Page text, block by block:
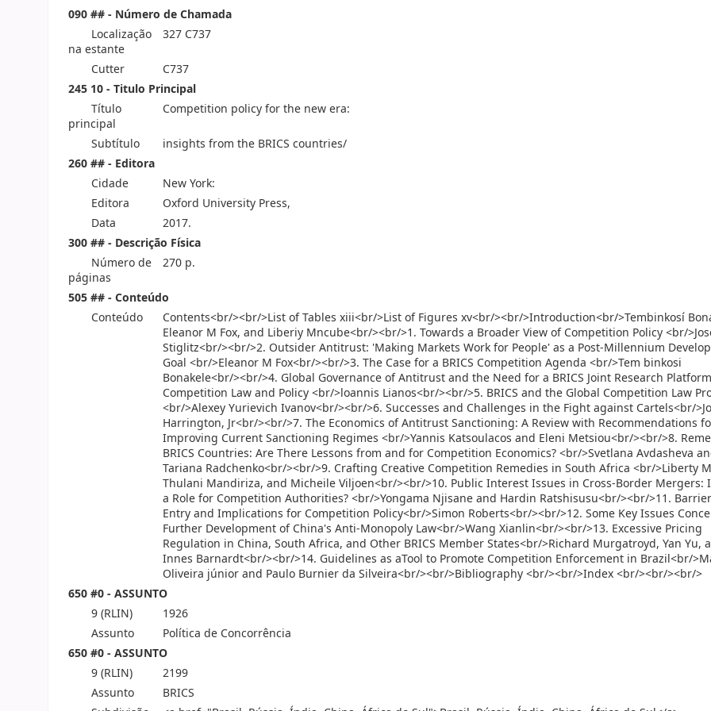
090 ## - Número de Chamada
Localização
na estante
327 C737
Cutter
C737
245 10 - Titulo Principal
Título
principal
Competition policy for the new era:
Subtítulo
insights from the BRICS countries/
260 ## - Editora
Cidade
New York:
Editora
Oxford University Press,
Data
2017.
300 ## - Descrição Física
Número de
páginas
270 p.
505 ## - Conteúdo
Conteúdo
Contents<br/><br/>List of Tables xiii<br/>List of Figures xv<br/><br/>Introduction<br/>Tembinkosí
Eleanor M Fox, and Liberiy Mncube<br/><br/>1. Towards a Broader View of Competition Policy <br/
Stiglitz<br/><br/>2. Outsider Antitrust: 'Making Markets Work for People' as a Post-Millennium
Goal <br/>Eleanor M Fox<br/><br/>3. The Case for a BRICS Competition Agenda <br/>Tem binkosi
Bonakele<br/><br/>4. Global Governance of Antitrust and the Need for a BRICS Joint Research
Competition Law and Policy <br/>loannis Lianos<br/><br/>5. BRICS and the Global Competition Law
<br/>Alexey Yurievich Ivanov<br/><br/>6. Successes and Challenges in the Fight against Cartels<br/
Harrington, Jr<br/><br/>7. The Economics of Antitrust Sanctioning: A Review with Recommendations
Improving Current Sanctioning Regimes <br/>Yannis Katsoulacos and Eleni Metsiou<br/><br/>8.
BRICS Countries: Are There Lessons from and for Competition Economics? <br/>Svetlana Avdasheva
Tariana Radchenko<br/><br/>9. Crafting Creative Competition Remedies in South Africa <br/>Liberty
Thulani Mandiriza, and Micheile Viljoen<br/><br/>10. Public Interest Issues in Cross-Border Mergers:
a Role for Competition Authorities? <br/>Yongama Njisane and Hardin Ratshisusu<br/><br/>11.
Entry and Implications for Competition Policy<br/>Simon Roberts<br/><br/>12. Some Key Issues
Further Development of China's Anti-Monopoly Law<br/>Wang Xianlin<br/><br/>13. Excessive Pricing
Regulation in China, South Africa, and Other BRICS Member States<br/>Richard Murgatroyd, Yan Yu,
Innes Barnardt<br/><br/>14. Guidelines as aTool to Promote Competition Enforcement in Brazil<br/
Oliveira júnior and Paulo Burnier da Silveira<br/><br/>Bibliography <br/><br/>Index <br/><br/><br/>
650 #0 - ASSUNTO
9 (RLIN)
1926
Assunto
Política de Concorrência
650 #0 - ASSUNTO
9 (RLIN)
2199
Assunto
BRICS